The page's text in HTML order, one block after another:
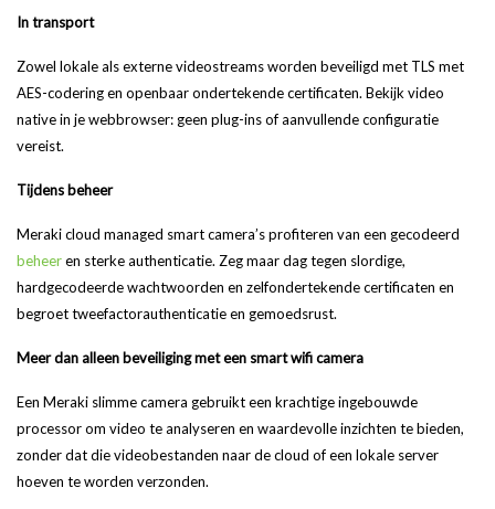
In transport
Zowel lokale als externe videostreams worden beveiligd met TLS met
AES-codering en openbaar ondertekende certificaten. Bekijk video
native in je webbrowser: geen plug-ins of aanvullende configuratie
vereist.
Tijdens beheer
Meraki cloud managed smart camera’s profiteren van een gecodeerd
beheeren sterke authenticatie. Zeg maar dag tegen slordige,
hardgecodeerde wachtwoorden en zelfondertekende certificaten en
begroet tweefactorauthenticatie en gemoedsrust.
Meer dan alleen beveiliging met een smart wifi camera
Een Meraki slimme camera gebruikt een krachtige ingebouwde
processor om video te analyseren en waardevolle inzichten te bieden,
zonder dat die videobestanden naar de cloud of een lokale server
hoeven te worden verzonden.